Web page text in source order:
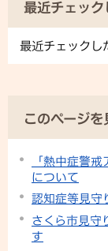
最近チェック
最近チェックし
このページ
「熱中症警
について
認知症等見守
さくら市見守
す